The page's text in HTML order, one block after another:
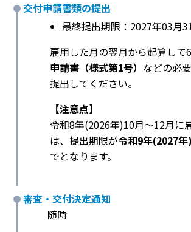
交付申請書類の提出
最終提出期限：2027年03月
雇用した月の翌月から起算して
申請書（様式第1号） などの必
提出してください。
【注意点】
令和8年(2026年)10月〜12月に
は、提出期限が令和9年(2027
でとなります。
審査・交付決定通知
随時